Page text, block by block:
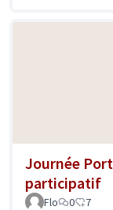
Journée
participatif
Flo 0 7